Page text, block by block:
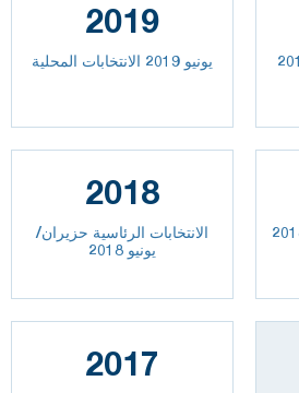
2019
يونيو 2019 الانتخابات المحلية
2018
الانتخابات الرئاسية حزيران/
يونيو 2018
2017